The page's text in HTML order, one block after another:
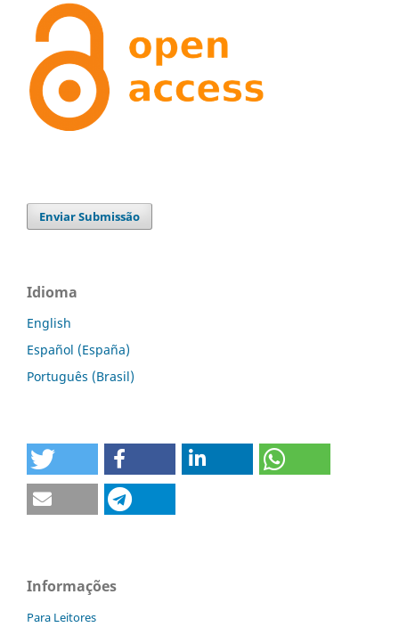
Enviar Submissão
Idioma
English
Español (España)
Português (Brasil)
Informações
Para Leitores